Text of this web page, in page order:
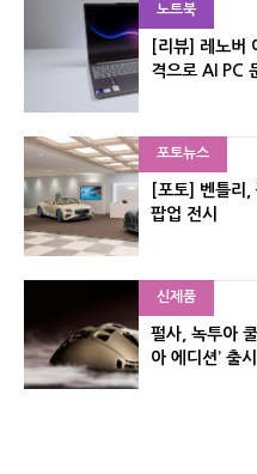
노트북
[리뷰] 레노버
격으로 AI PC
포토뉴스
[포토] 벤틀리,
팝업 전시
신제품
펄사, 녹투아
아 에디션’ 출시